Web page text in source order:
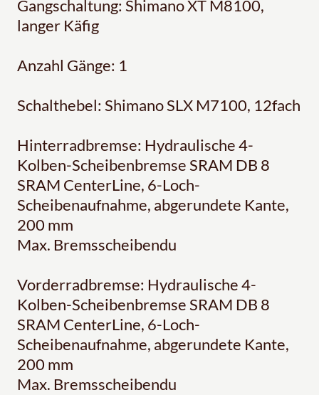
Gangschaltung: Shimano XT M8100,
langer Käfig
Anzahl Gänge: 1
Schalthebel: Shimano SLX M7100, 12fach
Hinterradbremse: Hydraulische 4-
Kolben-Scheibenbremse SRAM DB 8
SRAM CenterLine, 6-Loch-
Scheibenaufnahme, abgerundete Kante,
200 mm
Max. Bremsscheibendu
Vorderradbremse: Hydraulische 4-
Kolben-Scheibenbremse SRAM DB 8
SRAM CenterLine, 6-Loch-
Scheibenaufnahme, abgerundete Kante,
200 mm
Max. Bremsscheibendu